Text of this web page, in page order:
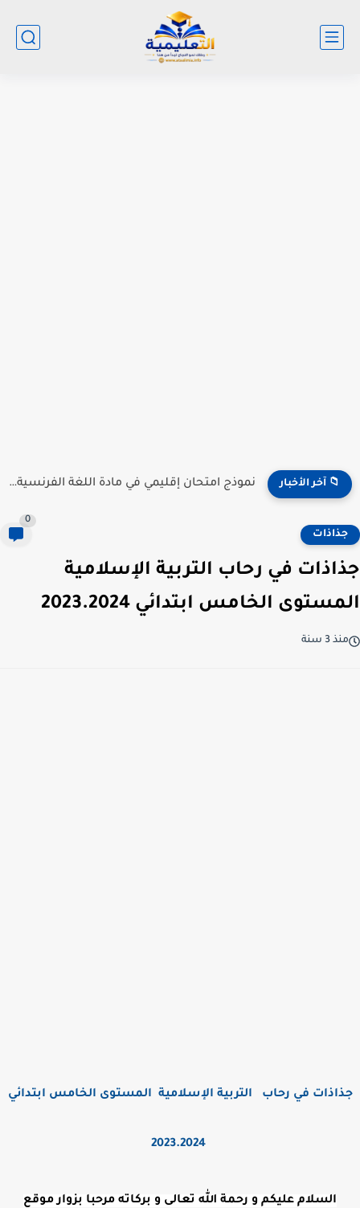
📁 آخر الأخبار نموذج امتحان إقليمي في مادة اللغة الفرنسية للمستوى السادس...
جذاذات
0
جذاذات في رحاب التربية الإسلامية
المستوى الخامس ابتدائي 2023.2024
منذ 3 سنة
جذاذات في رحاب التربية الإسلامية المستوى الخامس ابتدائي
السلام عليكم و رحمة الله تعالى و بركاته مرحبا بزوار موقع